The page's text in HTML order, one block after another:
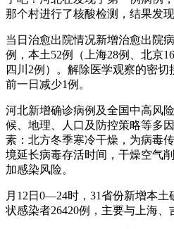
那个村进行了核酸检测，结果发
当日治愈出院情况新增治愈出院
例，本土52例（上海28例、北京
四川2例）。解除医学观察的密
前一日减少1例。
河北新增确诊病例及全国中高风
候、地理、人口及防控策略等多
素：北方冬季寒冷干燥，为病毒
境延长病毒存活时间，干燥空气
加感染风险。
月12日0—24时，31省份新增本土
状感染者26420例，主要与上海、